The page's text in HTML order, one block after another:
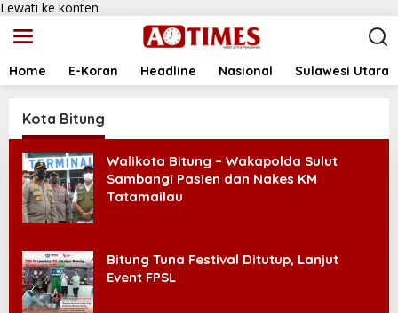
Lewati ke konten
Home E-Koran Headline Nasional Sulawesi Utara
Kota Bitung
Walikota Bitung – Wakapolda Sulut
Sambangi Pasien dan Nakes KM
Tatamailau
Bitung Tuna Festival Ditutup, Lanjut
Event FPSL